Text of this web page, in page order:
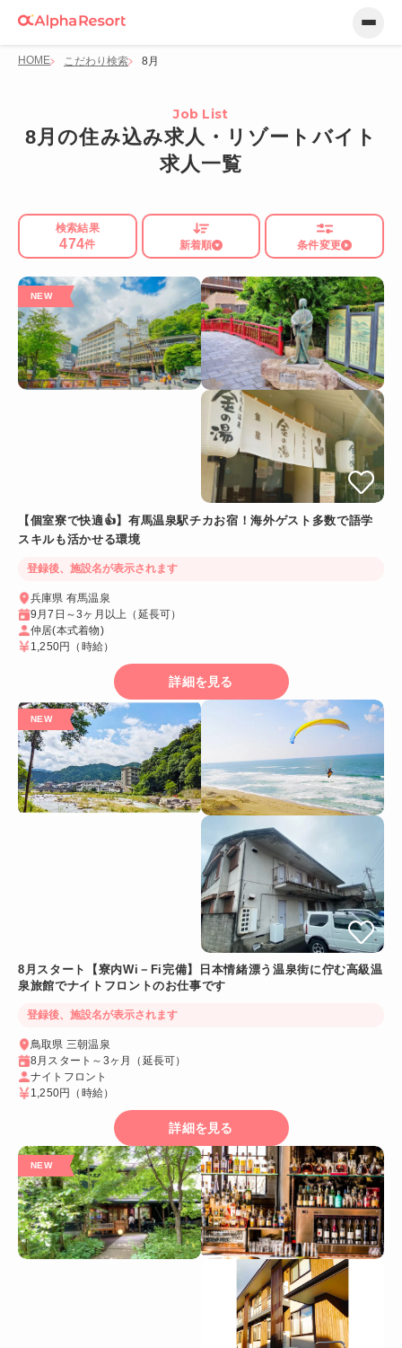
HOME こだわり検索 8月
Job List
8月の住み込み求人・リゾートバイト
求人一覧
検索結果
474件 新着順 条件変更
【個室寮で快適👍】有馬温泉駅チカお宿！海外ゲスト多数で語学
スキルも活かせる環境
登録後、施設名が表示されます
兵庫県 有馬温泉
9月7日～3ヶ月以上（延長可）
仲居(本式着物)
1,250円
（時給）
詳細を見る
8月スタート【寮内Wi－Fi完備】日本情緒漂う温泉街に佇む高級温
泉旅館でナイトフロントのお仕事です
登録後、施設名が表示されます
鳥取県 三朝温泉
8月スタート～3ヶ月（延長可）
ナイトフロント
1,250円
（時給）
詳細を見る